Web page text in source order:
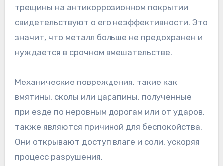
трещины на антикоррозионном покрытии
свидетельствуют о его неэффективности. Это
значит, что металл больше не предохранен и
нуждается в срочном вмешательстве.
Механические повреждения, такие как
вмятины, сколы или царапины, полученные
при езде по неровным дорогам или от ударов,
также являются причиной для беспокойства.
Они открывают доступ влаге и соли, ускоряя
процесс разрушения.